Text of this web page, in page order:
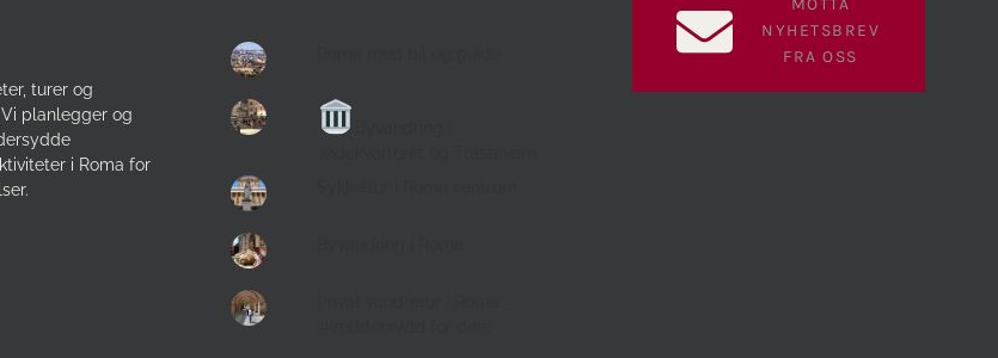
turer og
planlegger og
i Roma for
MOTTA
NYHETSBREV
FRA OSS